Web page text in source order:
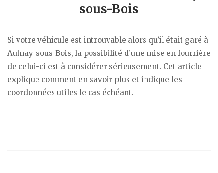
sous-Bois
Si votre véhicule est introuvable alors qu’il était garé à
Aulnay-sous-Bois, la possibilité d’une mise en fourrière
de celui-ci est à considérer sérieusement. Cet article
explique comment en savoir plus et indique les
coordonnées utiles le cas échéant.